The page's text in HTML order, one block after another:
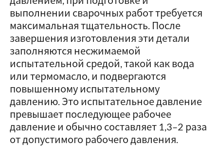
выполнении сварочных работ требуется
максимальная тщательность. После
завершения изготовления эти детали
заполняются несжимаемой
испытательной средой, такой как вода
или термомасло, и подвергаются
повышенному испытательному
давлению. Это испытательное давление
превышает последующее рабочее
давление и обычно составляет 1,3–2 раза
от допустимого рабочего давления.